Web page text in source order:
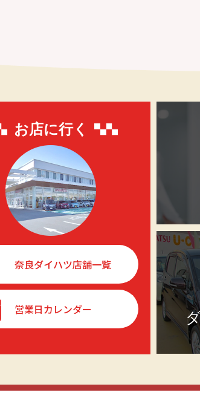
お店に行く
奈良ダイハツ店舗一覧
営業日カレンダー